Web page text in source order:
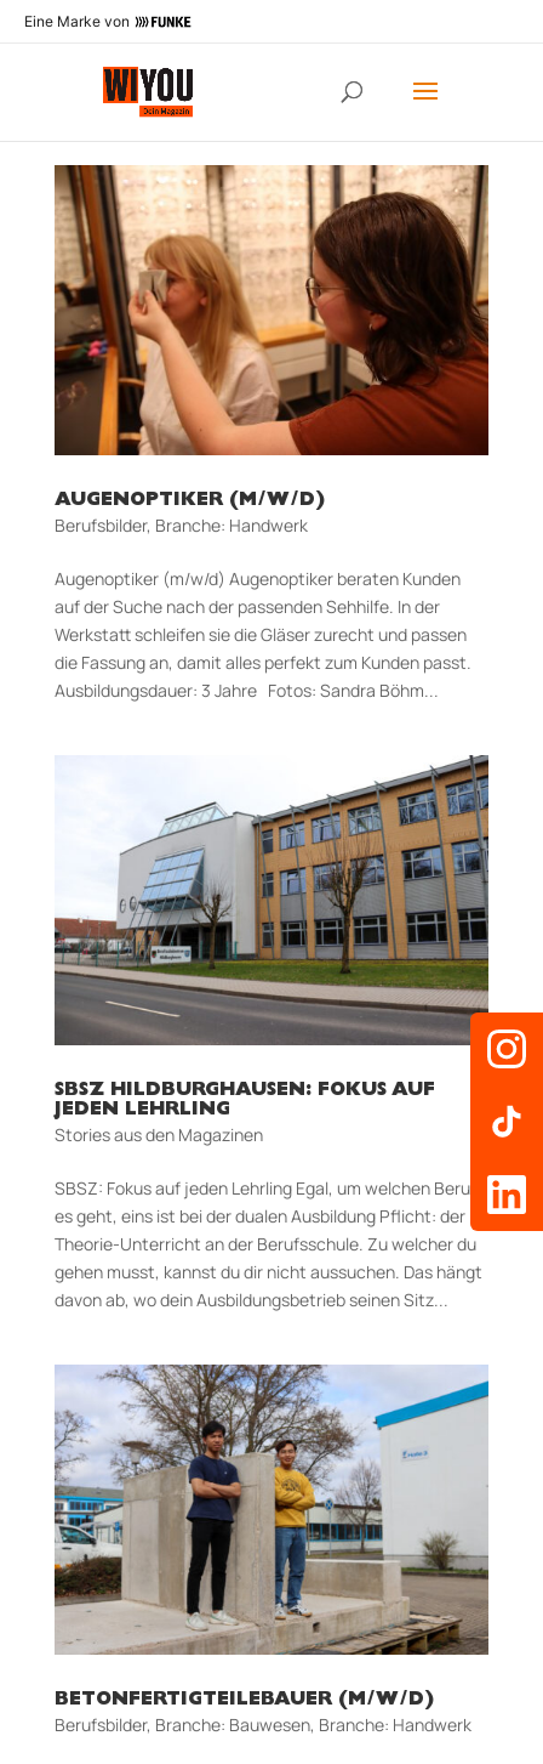
Eine Marke von
AUGENOPTIKER (M/W/D)
Berufsbilder, Branche: Handwerk
Augenoptiker (m/w/d) Augenoptiker beraten Kunden
auf der Suche nach der passenden Sehhilfe. In der
Werkstatt schleifen sie die Gläser zurecht und passen
die Fassung an, damit alles perfekt zum Kunden passt.
Aus­bildungs­dauer: 3 Jahre Fotos: Sandra Böhm...
SBSZ HILDBURGHAUSEN: FOKUS AUF
JEDEN LEHRLING
Stories aus den Magazinen
SBSZ: Fokus auf jeden Lehrling Egal, um welchen Beruf
es geht, eins ist bei der dualen Ausbildung Pflicht: der
Theorie-Unterricht an der Berufsschule. Zu welcher du
gehen musst, kannst du dir nicht aussuchen. Das hängt
davon ab, wo dein Ausbildungsbetrieb seinen Sitz...
BETONFERTIGTEILEBAUER (M/W/D)
Berufsbilder, Branche: Bauwesen, Branche: Handwerk